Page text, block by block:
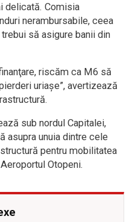
delicată. Comisia
nerambursabile, ceea
să asigure banii din
riscăm ca M6 să
uriaşe”, avertizează
sub nordul Capitalei,
asupra unuia dintre cele
pentru mobilitatea
Otopeni.